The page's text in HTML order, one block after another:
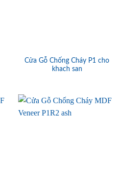
Cửa Gỗ Chống Cháy P1 cho
khach san